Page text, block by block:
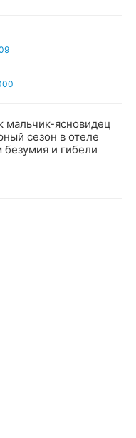
мальчик-ясновидец
сезон в отеле
безумия и гибели